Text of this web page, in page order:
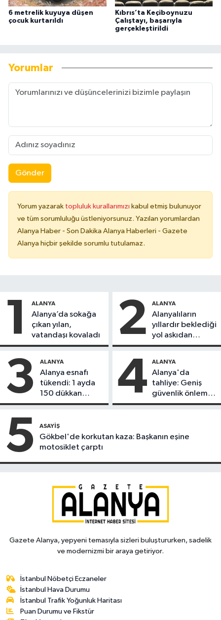
6 metrelik kuyuya düşen
çocuk kurtarıldı
Kıbrıs’ta Keçiboynuzu
Çalıştayı, başarıyla
gerçekleştirildi
Yorumlar
Gönder
Yorum yazarak topluluk kurallarımızı kabul etmiş bulunuyor
ve tüm sorumluluğu üstleniyorsunuz. Yazılan yorumlardan
Alanya Haber - Son Dakika Alanya Haberleri - Gazete
Alanya hiçbir şekilde sorumlu tutulamaz.
1 ALANYA
Alanya’da sokağa
çıkan yılan,
vatandaşı kovaladı
2 ALANYA
Alanyalıların
yıllardır beklediği
yol askıdan
döndü
3 ALANYA
Alanya esnafı
tükendi: 1 ayda
150 dükkan
kapandı
4 ALANYA
Alanya'da
tahliye: Geniş
güvenlik önlemi
alındı
5 ASAYIŞ
Gökbel'de korkutan kaza: Başkanın eşine
motosiklet çarptı
Gazete Alanya, yepyeni temasıyla sizleri buluştururken, sadelik
ve modernizmi bir araya getiriyor.
İstanbul Nöbetçi Eczaneler
İstanbul Hava Durumu
İstanbul Trafik Yoğunluk Haritası
Puan Durumu ve Fikstür